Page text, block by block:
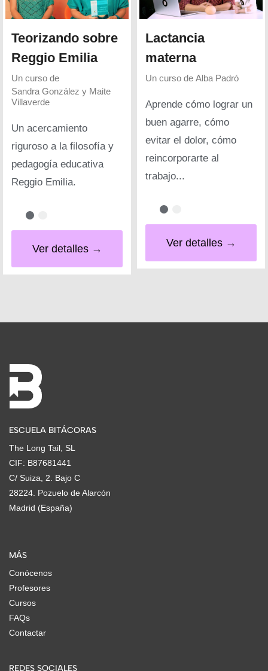
Teorizando sobre
Reggio Emilia
Un curso de
Sandra González y Maite
Villaverde
Un acercamiento
riguroso a la filosofía y
pedagogía educativa
Reggio Emilia.
Ver detalles →
Lactancia
materna
Un curso de Alba Padró
Aprende cómo lograr un
buen agarre, cómo
evitar el dolor, cómo
reincorporarte al
trabajo...
Ver detalles →
ESCUELA BITÁCORAS
The Long Tail, SL
CIF: B87681441
C/ Suiza, 2. Bajo C
28224. Pozuelo de Alarcón
Madrid (España)
MÁS
Conócenos
Profesores
Cursos
FAQs
Contactar
REDES SOCIALES